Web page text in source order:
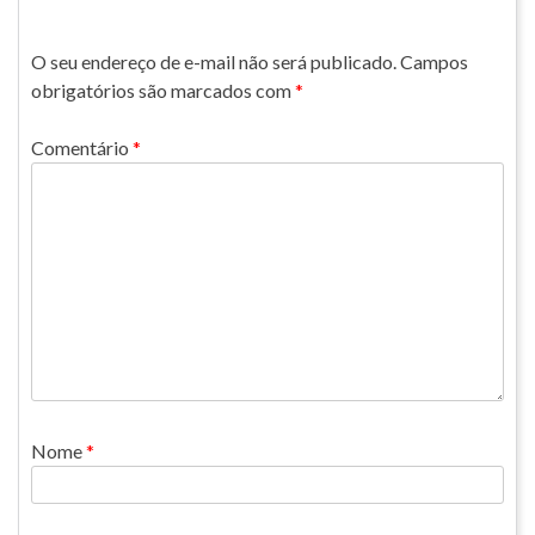
O seu endereço de e-mail não será publicado. Campos
obrigatórios são marcados com*
Comentário *
Nome*